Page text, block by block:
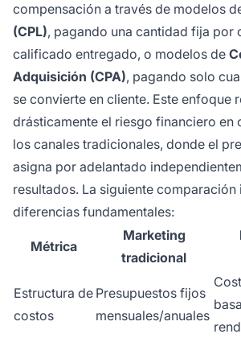
compensación a través de modelos
(CPL), pagando una cantidad fija por
calificado entregado, o modelos de
Adquisición (CPA), pagando solo
se convierte en cliente. Este enfoque
drásticamente el riesgo financiero en
los canales tradicionales, donde el
asigna por adelantado
resultados. La siguiente comparación
diferencias fundamentales:
Métrica
Marketing
tradicional
Estructura de
costos
Presupuestos fijos
mensuales/anuales